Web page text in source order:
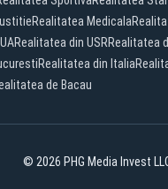
Realitatea Medicala
Realitatea din USRRealitatea
Realitatea din Italia
de Bacau
© 2026 PHG Media Invest